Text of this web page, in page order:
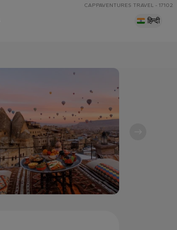
CAPPAVENTURES TRAVEL - 17102
हिन्दी